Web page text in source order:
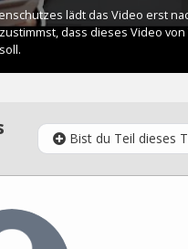
Bist du Teil dieses